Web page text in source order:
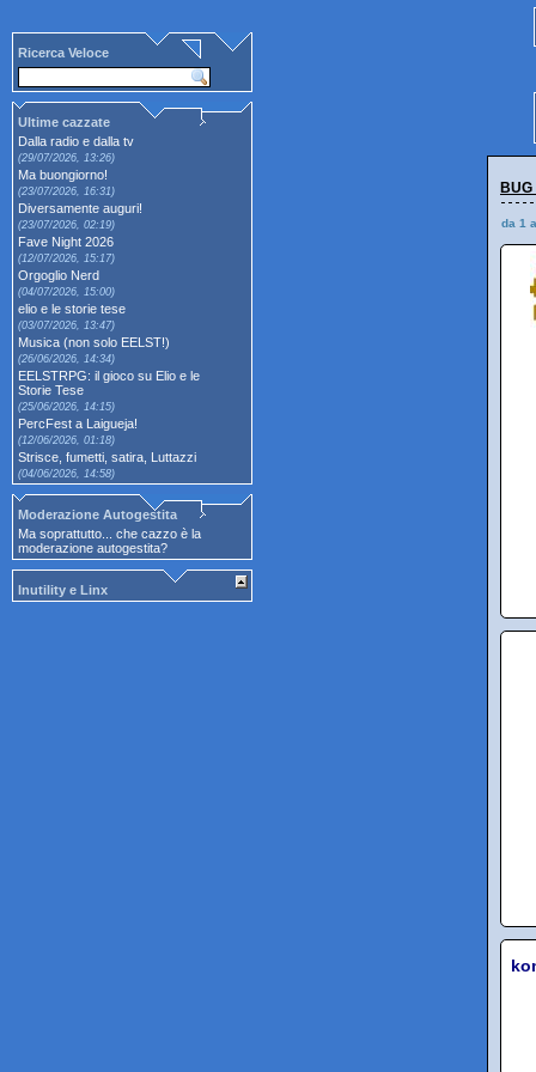
Ricerca Veloce
Ultime cazzate
Dalla radio e dalla tv
(29/07/2026, 13:26)
Ma buongiorno!
(23/07/2026, 16:31)
Diversamente auguri!
(23/07/2026, 02:19)
Fave Night 2026
(12/07/2026, 15:17)
Orgoglio Nerd
(04/07/2026, 15:00)
elio e le storie tese
(03/07/2026, 13:47)
Musica (non solo EELST!)
(26/06/2026, 14:34)
EELSTRPG: il gioco su Elio e le
Storie Tese
(25/06/2026, 14:15)
PercFest a Laigueja!
(12/06/2026, 01:18)
Strisce, fumetti, satira, Luttazzi
(04/06/2026, 14:58)
Moderazione Autogestita
Ma soprattutto... che cazzo è la
moderazione autogestita?
Inutility e Linx
da 1